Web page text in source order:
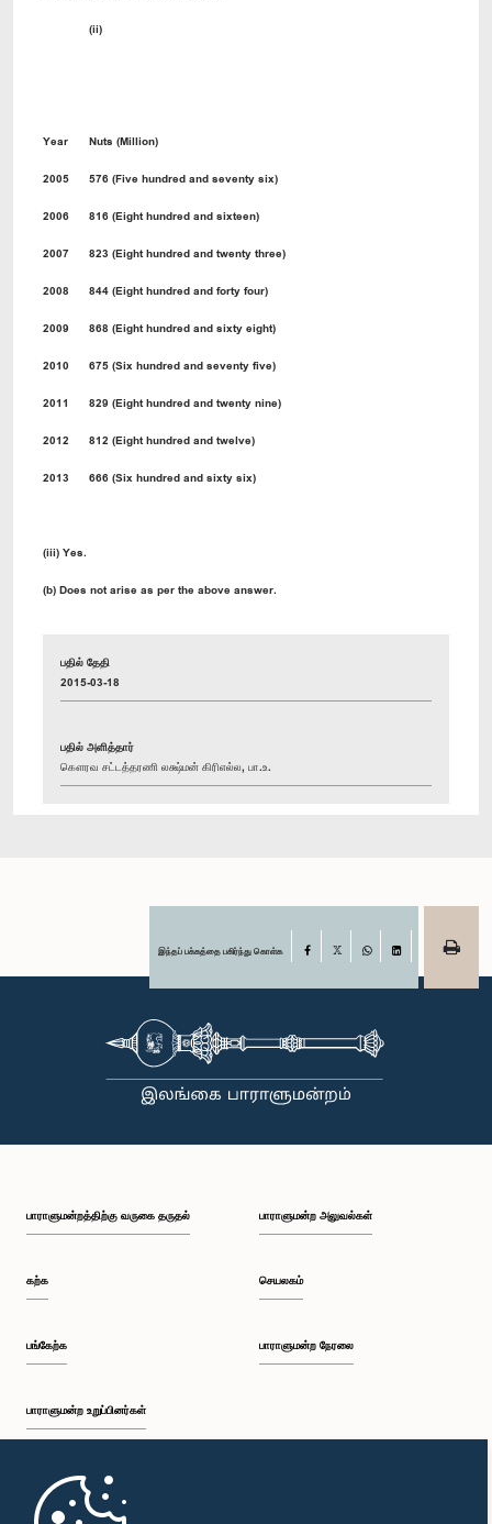
(ii)
Year Nuts (Million)
2005 576 (Five hundred and seventy six)
2006 816 (Eight hundred and sixteen)
2007 823 (Eight hundred and twenty three)
2008 844 (Eight hundred and forty four)
2009 868 (Eight hundred and sixty eight)
2010 675 (Six hundred and seventy five)
2011 829 (Eight hundred and twenty nine)
2012 812 (Eight hundred and twelve)
2013 666 (Six hundred and sixty six)
(iii) Yes.
(b) Does not arise as per the above answer.
பதில் தேதி
2015-03-18
பதில் அளித்தார்
கௌரவ சட்டத்தரணி லக்ஷ்மன் கிரிஎல்ல, பா.உ.
இந்தப் பக்கத்தை பகிர்ந்து கொள்க Facebook
பாராளுமன்றத்திற்கு வருகை தருதல்
கற்க
பங்கேற்க
பாராளுமன்ற உறுப்பினர்கள்
முதற்பக்கம்
பாராளுமன்ற அலுவல்கள்
செயலகம்
பாராளுமன்ற நேரலை